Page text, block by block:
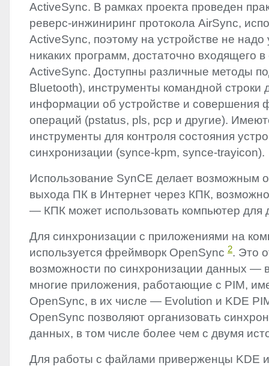
ActiveSync. В рамках проекта проведен
реверс-инжиниринг протокола AirSync,
ActiveSync, поэтому на устройстве не надо
никаких программ, достаточно входящего
ActiveSync. Доступны различные методы
Bluetooth), инструменты командной строки
информации об устройстве и совершения
операций (pstatus, pls, pcp и другие).
инструменты для контроля состояния
синхронизации (synce-kpm, synce-trayicon).
Использование SynCE делает возможным
выхода ПК в Интернет через КПК,
— КПК может использовать компьютер для
Для синхронизации с приложениями на
используется фреймворк OpenSync 2. Это
возможности по синхронизации данных —
многие приложения, работающие с PIM,
OpenSync, в их числе — Evolution и KDE
OpenSync позволяют организовать
данных, в том числе более чем с двумя
Для работы с файлами приверженцы KDE